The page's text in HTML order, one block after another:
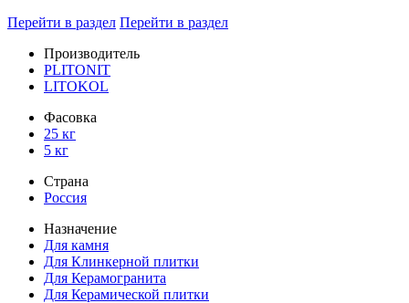
Перейти в раздел Перейти в раздел
Производитель
PLITONIT
LITOKOL
Фасовка
25 кг
5 кг
Страна
Россия
Назначение
Для камня
Для Клинкерной плитки
Для Керамогранита
Для Керамической плитки